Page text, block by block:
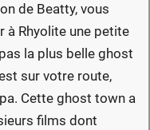
de Beatty, vous
à Rhyolite une petite
la plus belle ghost
sur votre route,
Cette ghost town a
films dont